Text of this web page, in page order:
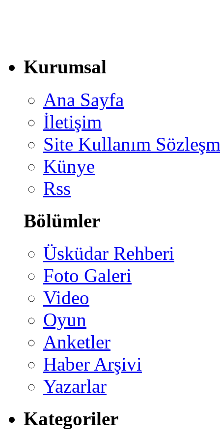
Kurumsal
Ana Sayfa
İletişim
Site Kullanım
Künye
Rss
Bölümler
Üsküdar Rehberi
Foto Galeri
Video
Oyun
Anketler
Haber Arşivi
Yazarlar
Kategoriler